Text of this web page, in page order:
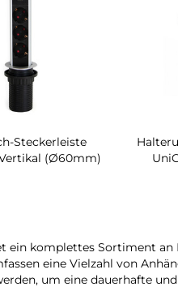
Steckerleiste
(Ø60mm)
ein komplettes Sortiment an
eine Vielzahl von
um eine dauerhafte